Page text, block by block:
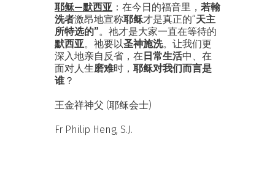
耶稣—默西亚 ：在今日的福音里， 若翰
洗者激昂地宣称耶稣才是真正的“天主
所特选的”。祂才是大家一直在等待的
默西亚。祂要以圣神施洗。让我们更
深入地亲自反省，在 日常生活中、在
面对人生磨难时， 耶稣对我们而言是
谁 ？
王金祥神父 (耶稣会士)
Fr Philip Heng, S.J.